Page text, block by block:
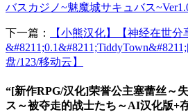
バスカジノ~魅魔城サキュバス
下一篇：
【小熊汉化】【神经在世分
盘/123/移动云】
“[新作RPG/汉化]荣誉公主塞蕾丝～
ス～被夺走的战士たち～AI汉化版+